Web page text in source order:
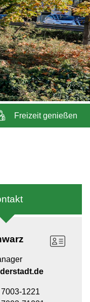
Freizeit genießen
1221